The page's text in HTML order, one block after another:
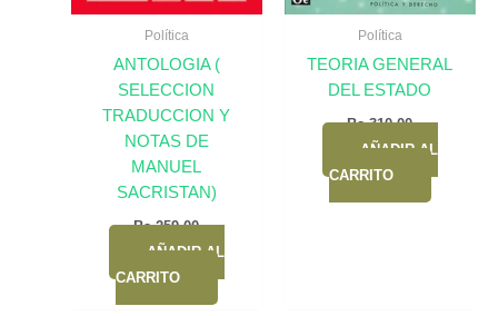
Política
ANTOLOGIA (
SELECCION
TRADUCCION Y
NOTAS DE
MANUEL
SACRISTAN)
Bs.259,00
AÑADIR AL
CARRITO
Política
TEORIA GENERAL
DEL ESTADO
Bs.310,00
AÑADIR AL
CARRITO